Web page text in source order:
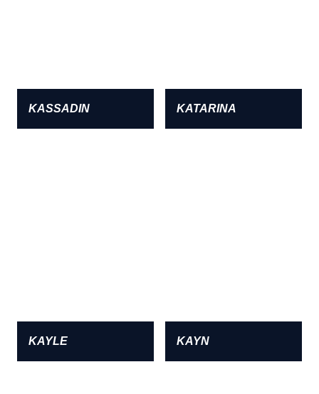
KASSADIN KATARINA
KAYLE KAYN